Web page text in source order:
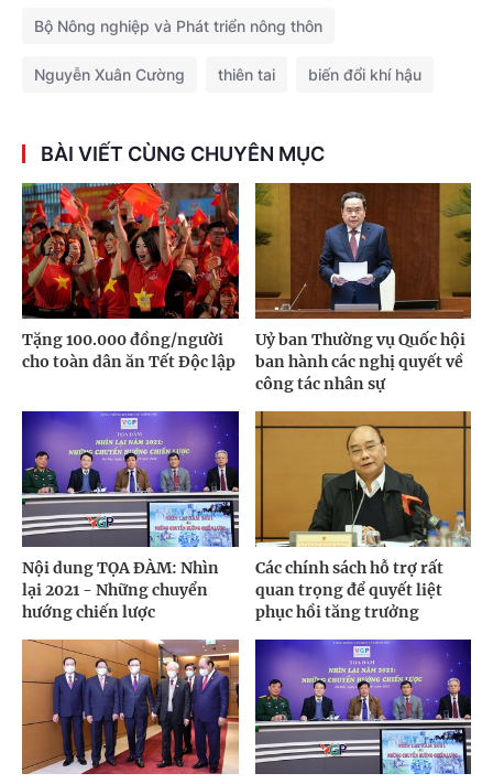
Bộ Nông nghiệp và Phát triển nông thôn
Nguyễn Xuân Cường thiên tai biến đổi khí hậu
BÀI VIẾT CÙNG CHUYÊN MỤC
Tặng 100.000 đồng/người
cho toàn dân ăn Tết Độc lập
Uỷ ban Thường vụ Quốc hội
ban hành các nghị quyết về
công tác nhân sự
Nội dung TỌA ĐÀM: Nhìn
lại 2021 - Những chuyển
hướng chiến lược
Các chính sách hỗ trợ rất
quan trọng để quyết liệt
phục hồi tăng trưởng